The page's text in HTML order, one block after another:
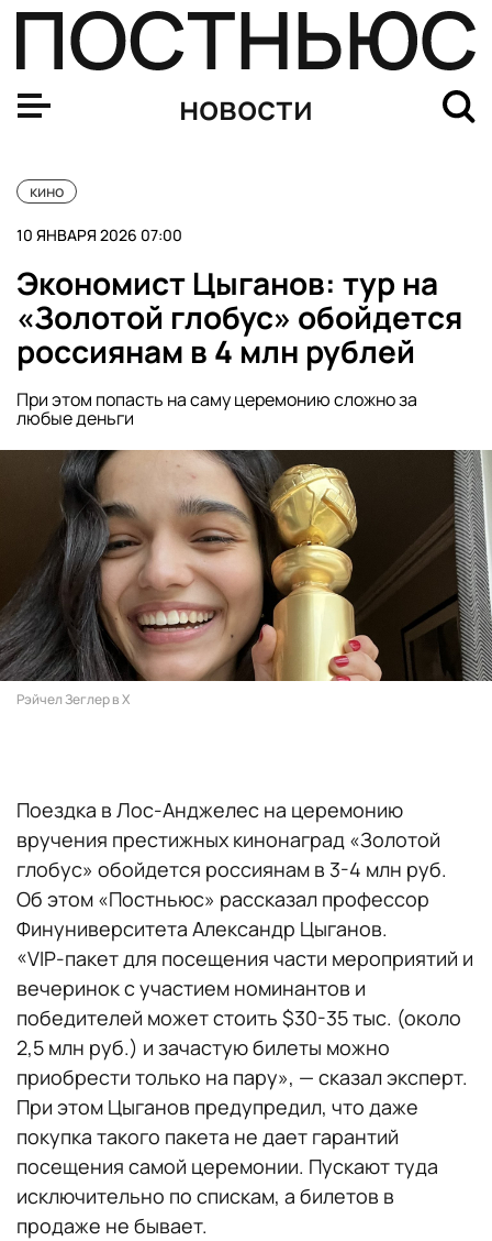
новости
кино
10 ЯНВАРЯ 2026 07:00
Экономист Цыганов: тур на
«Золотой глобус» обойдется
россиянам в 4 млн рублей
При этом попасть на саму церемонию сложно за
любые деньги
Рэйчел Зеглер в X
Поездка в Лос-Анджелес на церемонию
вручения престижных кинонаград «Золотой
глобус» обойдется россиянам в 3-4 млн руб.
Об этом «Постньюс» рассказал профессор
Финуниверситета Александр Цыганов.
«VIP-пакет для посещения части мероприятий и
вечеринок с участием номинантов и
победителей может стоить $30-35 тыс. (около
2,5 млн руб.) и зачастую билеты можно
приобрести только на пару», — сказал эксперт.
При этом Цыганов предупредил, что даже
покупка такого пакета не дает гарантий
посещения самой церемонии. Пускают туда
исключительно по спискам, а билетов в
продаже не бывает.
Сборы фильма «Буратино» за первую неделю